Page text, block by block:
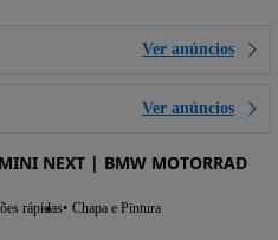
Ver anúncios
Ver anúncios
NEXT | BMW MOTORRAD
rápidas Chapa e Pintura